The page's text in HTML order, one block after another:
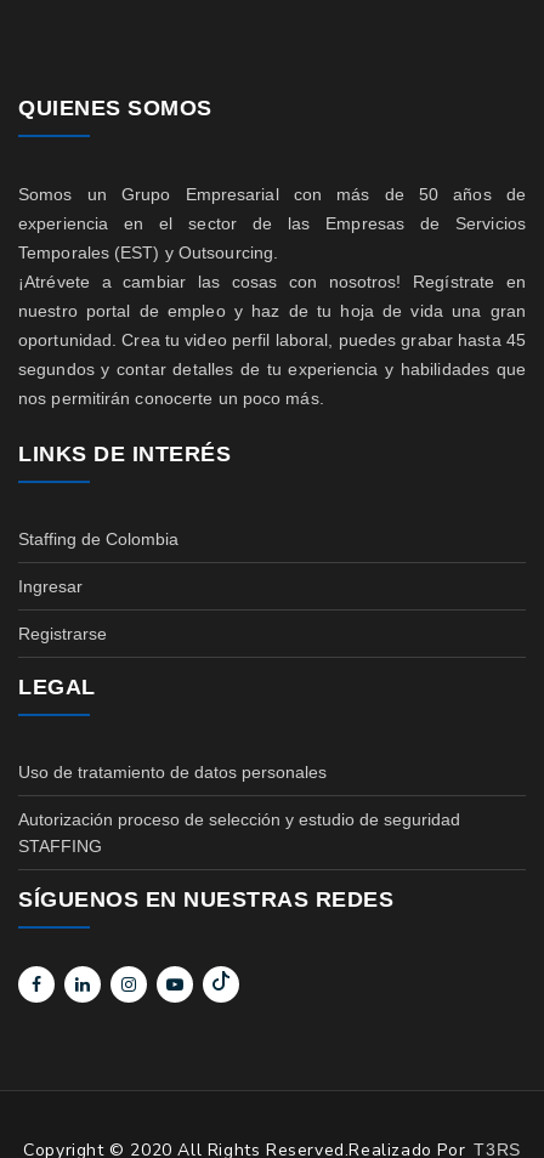
QUIENES SOMOS
Somos un Grupo Empresarial con más de 50 años de
experiencia en el sector de las Empresas de Servicios
Temporales (EST) y Outsourcing.
¡Atrévete a cambiar las cosas con nosotros! Regístrate en
nuestro portal de empleo y haz de tu hoja de vida una gran
oportunidad. Crea tu video perfil laboral, puedes grabar hasta 45
segundos y contar detalles de tu experiencia y habilidades que
nos permitirán conocerte un poco más.
LINKS DE INTERÉS
Staffing de Colombia
Ingresar
Registrarse
LEGAL
Uso de tratamiento de datos personales
Autorización proceso de selección y estudio de seguridad
STAFFING
SÍGUENOS EN NUESTRAS REDES
Copyright © 2020 All Rights Reserved.Realizado Por T3RS